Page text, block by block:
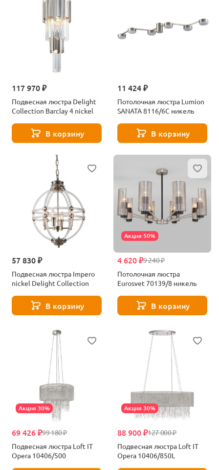
117 970 ₽
Подвесная люстра Delight
Collection Barclay 4 nickel
В корзину
11 424 ₽
Потолочная люстра Lumion
SANATA 8116/6C никель
В корзину
57 830 ₽
Подвесная люстра Impero
nickel Delight Collection
В корзину
Акция 50%
9 240 ₽
4 620 ₽
Потолочная люстра
Eurosvet 70139/8 никель
В корзину
Акция 30%
99 180 ₽
69 426 ₽
Подвесная люстра Loft IT
Opera 10406/500
Акция 30%
127 000 ₽
88 900 ₽
Подвесная люстра Loft IT
Opera 10406/850L